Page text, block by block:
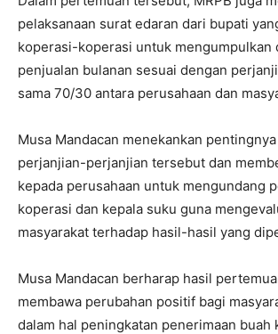
pelaksanaan surat edaran dari bupati
koperasi-koperasi untuk mengumpulkan
penjualan bulanan sesuai dengan
sama 70/30 antara perusahaan dan
Musa Mandacan menekankan
perjanjian-perjanjian tersebut dan
kepada perusahaan untuk mengundang
koperasi dan kepala suku guna
masyarakat terhadap hasil-hasil yang
Musa Mandacan berharap hasil
membawa perubahan positif bagi
dalam hal peningkatan penerimaan buah